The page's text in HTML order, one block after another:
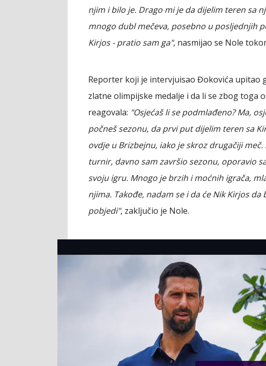
njim i bilo je. Drago mi je da dijelim teren sa
mnogo dubl mečeva, posebno u posljednjih
Kirjos - pratio sam ga", nasmijao se Nole
Reporter koji je intervjuisao Đokovića upitao
zlatne olimpijske medalje i da li se zbog toga
reagovala: "Osjećaš li se podmlađeno? Ma,
počneš sezonu, da prvi put dijelim teren sa
ovdje u Brizbejnu, iako je skroz drugačiji
turnir, davno sam završio sezonu, oporavio
svoju igru. Mnogo je brzih i moćnih igrača,
njima. Takođe, nadam se i da će Nik Kirjos
pobjedi", zaključio je Nole.